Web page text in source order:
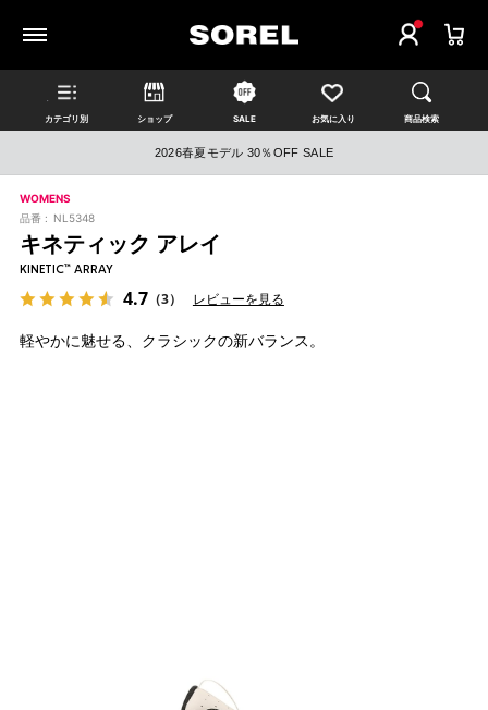
カテゴリ別 ショップ SALE お気に入り 商品検索
2026春夏モデル 30％OFF SALE
WOMENS
品番 : NL5348
キネティック アレイ
KINETIC™ ARRAY
4.7（3） レビューを見る
軽やかに魅せる、クラシックの新バランス。